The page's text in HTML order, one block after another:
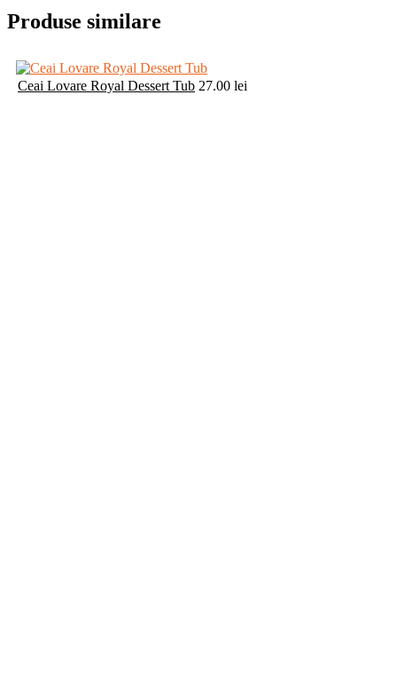
Produse similare
Ceai Lovare Royal Dessert Tub 27.00 lei